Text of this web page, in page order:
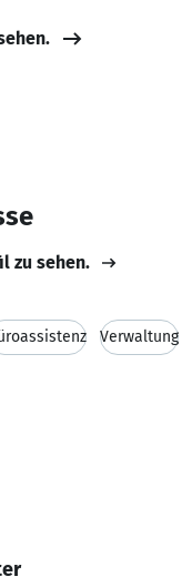
zu sehen.
Verwaltung